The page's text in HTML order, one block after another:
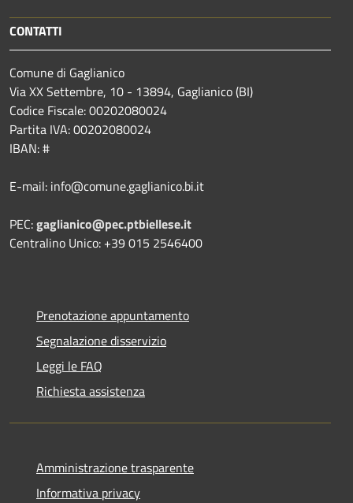
CONTATTI
Comune di Gaglianico
Via XX Settembre, 10 - 13894, Gaglianico (BI)
Codice Fiscale: 00202080024
Partita IVA: 00202080024
IBAN: #
E-mail: info@comune.gaglianico.bi.it
PEC:gaglianico@pec.ptbiellese.it
Centralino Unico: +39 015 2546400
Prenotazione appuntamento
Segnalazione disservizio
Leggi le FAQ
Richiesta assistenza
Amministrazione trasparente
Informativa privacy